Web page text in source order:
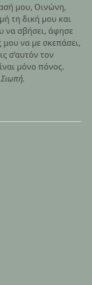
μου, Οινώνη,
τη δική μου και
να σβήσει, άφησε
μου να με σκεπάσει,
σ’αυτόν τον
μόνο πόνος.